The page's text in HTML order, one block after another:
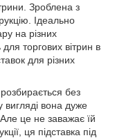
Зроблена з
Ідеально
на різних
торгових вітрин в
для різних
без
вигляді вона дуже
це не заважає їй
ця підставка під